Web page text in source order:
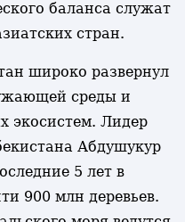
баланса служат
стран.
широко развернул
среды и
экосистем. Лидер
Абдушукур
5 лет в
900 млн деревьев.